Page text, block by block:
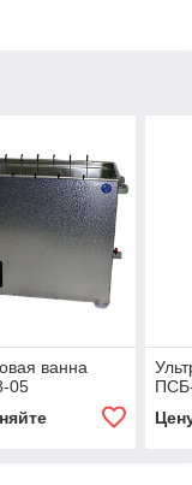
ванна
05